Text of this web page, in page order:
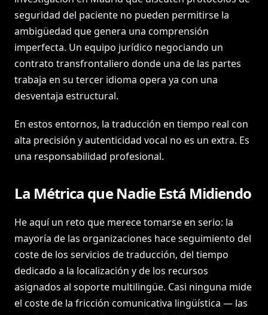
seguridad del paciente no pueden permitirse la
ambigüedad que genera una comprensión
imperfecta. Un equipo jurídico negociando un
contrato transfrontaliero donde una de las partes
trabaja en su tercer idioma opera ya con una
desventaja estructural.
En estos entornos, la traducción en tiempo real con
alta precisión y autenticidad vocal no es un extra. Es
una responsabilidad profesional.
La Métrica que Nadie Está Midiendo
He aquí un reto que merece tomarse en serio: la
mayoría de las organizaciones hace seguimiento del
coste de los servicios de traducción, del tiempo
dedicado a la localización y de los recursos
asignados al soporte multilingüe. Casi ninguna mide
el coste de la fricción comunicativa lingüística — las